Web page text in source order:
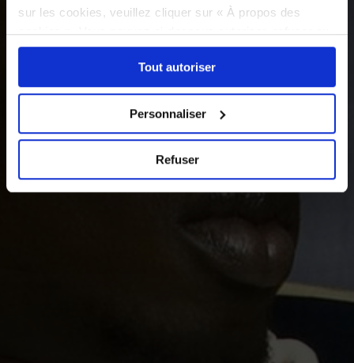
sur les cookies, veuillez cliquer sur « À propos des
cookies ». Vous pouvez ci-dessous autoriser, refuser ou
sélectionner les cookies selon les finalités via l'onglet
« Détails ». À tout moment, vous pouvez modifier votre
choix en cliquant sur le lien « Cookies » en bas des
Tout autoriser
Personnaliser
Refuser